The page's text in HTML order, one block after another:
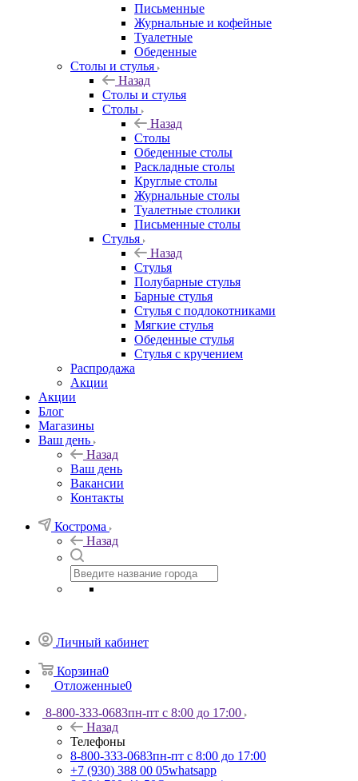
Письменные
Журнальные и кофейные
Туалетные
Обеденные
Столы и стулья
Назад
Столы и стулья
Столы
Назад
Столы
Обеденные столы
Раскладные столы
Круглые столы
Журнальные столы
Туалетные столики
Письменные столы
Стулья
Назад
Стулья
Полубарные стулья
Барные стулья
Стулья с подлокотниками
Мягкие стулья
Обеденные стулья
Стулья с кручением
Распродажа
Акции
Акции
Блог
Магазины
Ваш день
Назад
Ваш день
Вакансии
Контакты
Кострома
Назад
Личный кабинет
Корзина0
Отложенные0
8-800-333-0683пн-пт с 8:00 до 17:00
Назад
Телефоны
8-800-333-0683пн-пт с 8:00 до 17:00
+7 (930) 388 00 05whatsapp